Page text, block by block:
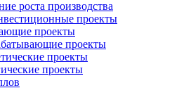
роста производства
проекты
проекты
проекты
проекты
проекты